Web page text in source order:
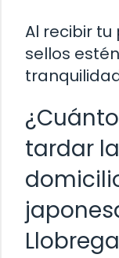
Al recibir tu
sellos
tardar